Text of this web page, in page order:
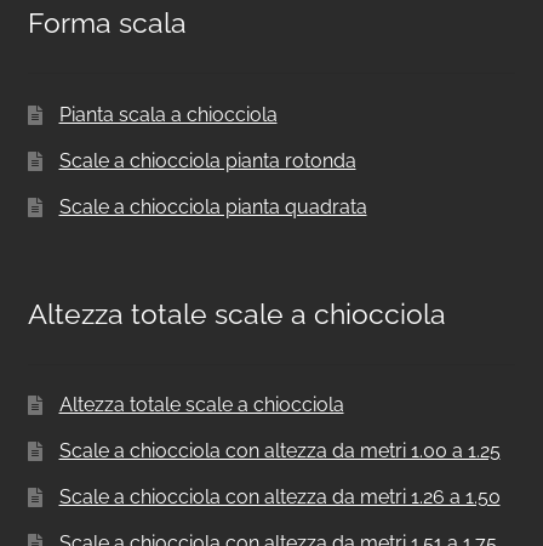
Forma scala
Pianta scala a chiocciola
Scale a chiocciola pianta rotonda
Scale a chiocciola pianta quadrata
Altezza totale scale a chiocciola
Altezza totale scale a chiocciola
Scale a chiocciola con altezza da metri 1.00 a 1.25
Scale a chiocciola con altezza da metri 1.26 a 1.50